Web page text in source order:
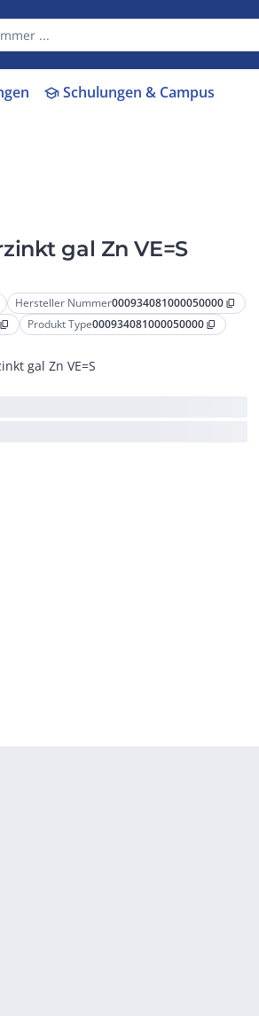
schoolSchulungen & Campus
gal Zn VE=S
Hersteller Nummer000934081000050000 content_copy
content_copy Produkt Type000934081000050000 content_copy
gal Zn VE=S